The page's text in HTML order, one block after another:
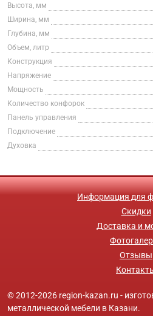
Высота, мм
Ширина, мм
Глубина, мм
Объем, литр
Конструкция
Напряжение
Мощность
Количество конфорок
Панель управления
Подключение
Духовка
Информация для
Скидки
Доставка и
Отзывы
© 2012-2026 region-kazan.ru -
металлической мебели в Казани.